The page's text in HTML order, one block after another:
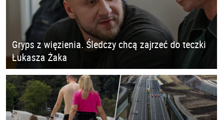
Gryps z więzienia. Śledczy chcą zajrzeć do teczki
Łukasza Żaka